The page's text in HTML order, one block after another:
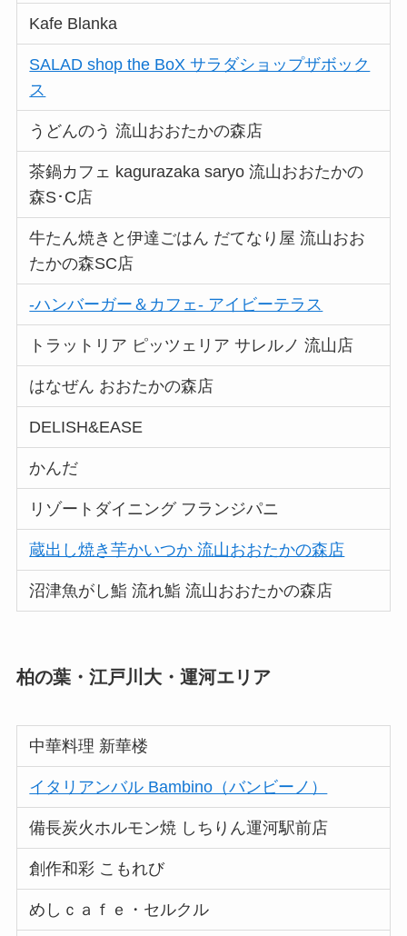
Kafe Blanka
SALAD shop the BoX サラダショップザボック
ス
うどんのう 流山おおたかの森店
茶鍋カフェ kagurazaka saryo 流山おおたかの
森S･C店
牛たん焼きと伊達ごはん だてなり屋 流山おお
たかの森SC店
-ハンバーガー＆カフェ- アイビーテラス
トラットリア ピッツェリア サレルノ 流山店
はなぜん おおたかの森店
DELISH&EASE
かんだ
リゾートダイニング フランジパニ
蔵出し焼き芋かいつか 流山おおたかの森店
沼津魚がし鮨 流れ鮨 流山おおたかの森店
柏の葉・江戸川大・運河エリア
中華料理 新華楼
イタリアンバル Bambino（バンビーノ）
備長炭火ホルモン焼 しちりん運河駅前店
創作和彩 こもれび
めしｃａｆｅ・セルクル